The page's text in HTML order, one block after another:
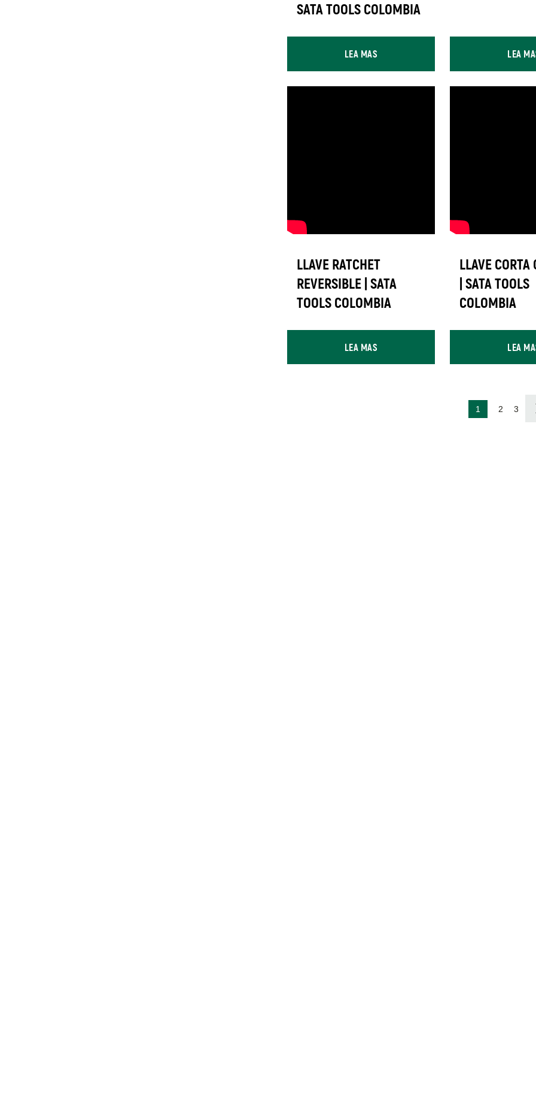
SATA TOOLS COLOMBIA
LEA MAS LEA
LLAVE RATCHET
REVERSIBLE | SATA
TOOLS COLOMBIA
LEA MAS
LLAVE CORTA
| SATA TOOLS
COLOMBIA
LEA
Página
actual
1 Página
2 3